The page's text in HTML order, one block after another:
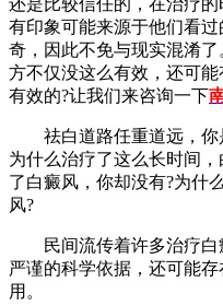
有印象可能来源于他们看
奇，因此不免与现实混淆
方不仅没这么有效，还可
有效的?让我们来咨询一下
祛白道路任重道远，你
为什么治疗了这么长时间
了白癜风，你却没有?为什
风?
民间流传着许多治疗白
严谨的科学依据，还可能
用。